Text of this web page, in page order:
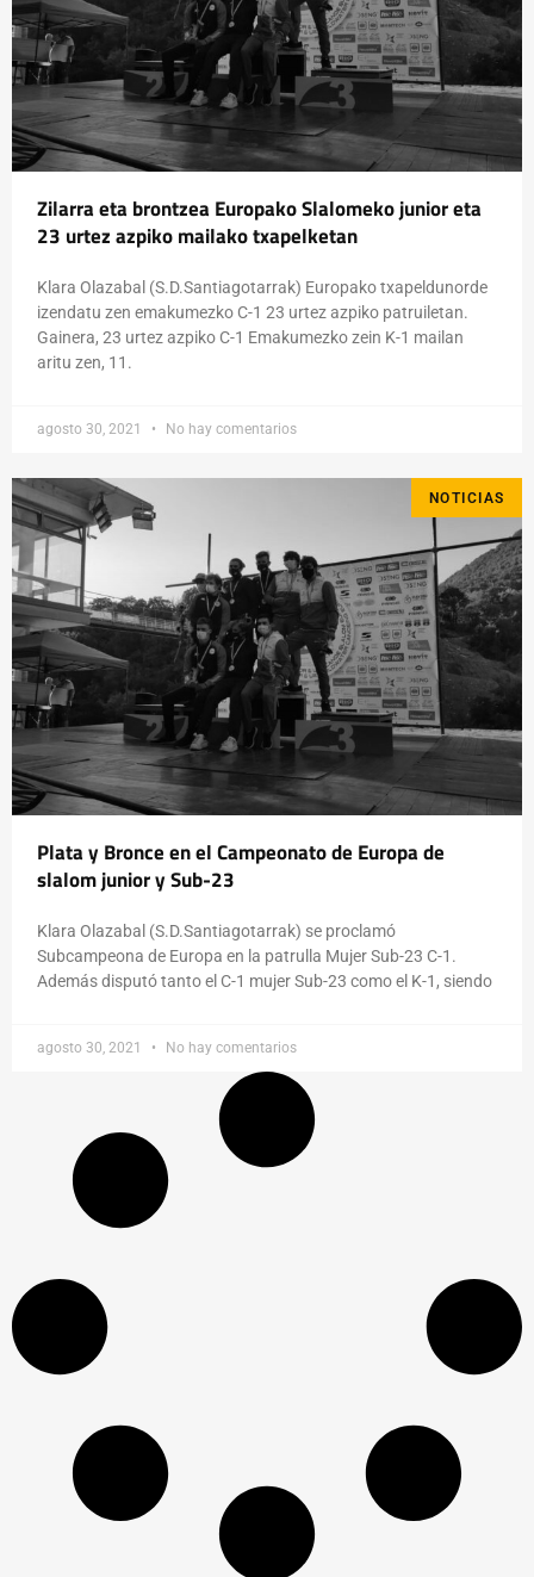
Zilarra eta brontzea Europako Slalomeko junior eta
23 urtez azpiko mailako txapelketan
Klara Olazabal (S.D.Santiagotarrak) Europako txapeldunorde
izendatu zen emakumezko C-1 23 urtez azpiko patruiletan.
Gainera, 23 urtez azpiko C-1 Emakumezko zein K-1 mailan
aritu zen, 11.
agosto 30, 2021 No hay comentarios
NOTICIAS
Plata y Bronce en el Campeonato de Europa de
slalom junior y Sub-23
Klara Olazabal (S.D.Santiagotarrak) se proclamó
Subcampeona de Europa en la patrulla Mujer Sub-23 C-1.
Además disputó tanto el C-1 mujer Sub-23 como el K-1, siendo
agosto 30, 2021 No hay comentarios